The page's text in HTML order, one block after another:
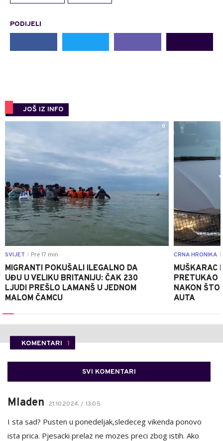
PODIJELI
JOŠ IZ INFO
0
SVIJET Pre 17 min
MIGRANTI POKUŠALI ILEGALNO DA
UĐU U VELIKU BRITANIJU: ČAK 230
LJUDI PREŠLO LAMANŠ U JEDNOM
MALOM ČAMCU
CRNA HRONIKA
MUŠKARAC
PRETUKAO
NAKON ŠTO
AUTA
KOMENTARI 1
SVI KOMENTARI
Mladen 21.10.2024. / 13:05
I sta sad? Pusten u ponedeljak,sledeceg vikenda ponovo
ista prica. Pjesacki prelaz ne mozes preci zbog istih. Ako